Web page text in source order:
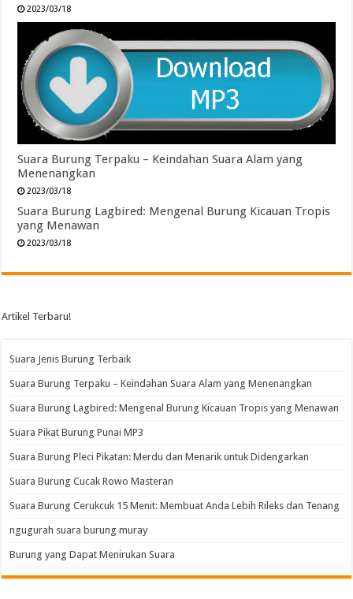
2023/03/18
Suara Burung Terpaku – Keindahan Suara Alam yang
Menenangkan
2023/03/18
Suara Burung Lagbired: Mengenal Burung Kicauan Tropis
yang Menawan
2023/03/18
Artikel Terbaru!
Suara Jenis Burung Terbaik
Suara Burung Terpaku – Keindahan Suara Alam yang Menenangkan
Suara Burung Lagbired: Mengenal Burung Kicauan Tropis yang Menawan
Suara Pikat Burung Punai MP3
Suara Burung Pleci Pikatan: Merdu dan Menarik untuk Didengarkan
Suara Burung Cucak Rowo Masteran
Suara Burung Cerukcuk 15 Menit: Membuat Anda Lebih Rileks dan Tenang
ngugurah suara burung muray
Burung yang Dapat Menirukan Suara